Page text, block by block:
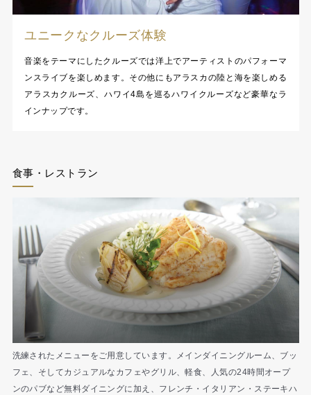
ユニークなクルーズ体験
音楽をテーマにしたクルーズでは洋上でアーティストのパフォーマ
ンスライブを楽しめます。その他にもアラスカの陸と海を楽しめる
アラスカクルーズ、ハワイ4島を巡るハワイクルーズなど豪華なラ
インナップです。
食事・レストラン
洗練されたメニューをご用意しています。メインダイニングルーム、ブッ
フェ、そしてカジュアルなカフェやグリル、軽食、人気の24時間オープ
ンのパブなど無料ダイニングに加え、フレンチ・イタリアン・ステーキハ